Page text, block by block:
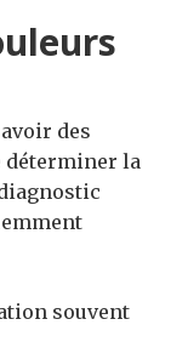
des
déterminer la
souvent